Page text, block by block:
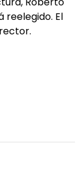
reelegido. El